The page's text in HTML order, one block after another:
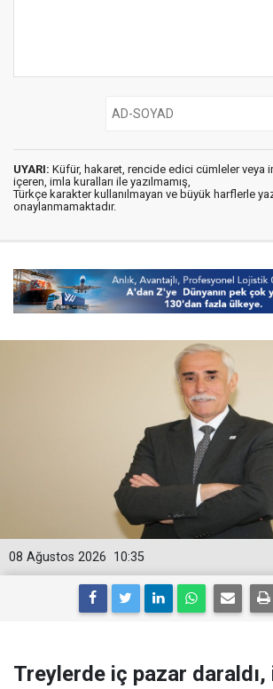
UYARI: Küfür, hakaret, rencide edici cümleler veya
içeren, imla kuralları ile yazılmamış,
Türkçe karakter kullanılmayan ve büyük harflerle
onaylanmamaktadır.
10:35
08 Ağustos 2026
Treylerde iç pazar